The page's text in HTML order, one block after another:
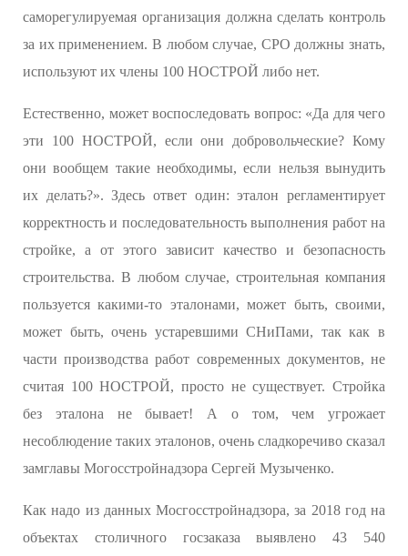
саморегулируемая организация должна сделать контроль
за их применением. В любом случае, СРО должны знать,
используют их члены 100 НОСТРОЙ либо нет.
Естественно, может воспоследовать вопрос: «Да для чего
эти 100 НОСТРОЙ, если они добровольческие? Кому
они вообщем такие необходимы, если нельзя вынудить
их делать?». Здесь ответ один: эталон регламентирует
корректность и последовательность выполнения работ на
стройке, а от этого зависит качество и безопасность
строительства. В любом случае, строительная компания
пользуется какими-то эталонами, может быть, своими,
может быть, очень устаревшими СНиПами, так как в
части производства работ современных документов, не
считая 100 НОСТРОЙ, просто не существует. Стройка
без эталона не бывает! А о том, чем угрожает
несоблюдение таких эталонов, очень сладкоречиво сказал
замглавы Могосстройнадзора Сергей Музыченко.
Как надо из данных Мосгосстройнадзора, за 2018 год на
объектах столичного госзаказа выявлено 43 540